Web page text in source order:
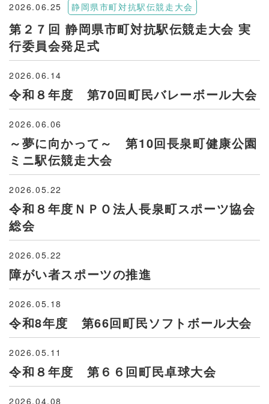
2026.06.25 静岡県市町対抗駅伝競走大会
第２７回 静岡県市町対抗駅伝競走大会 実
行委員会発足式
2026.06.14
令和８年度 第70回町民バレーボール大会
2026.06.06
～夢に向かって～ 第10回長泉町健康公園
ミニ駅伝競走大会
2026.05.22
令和８年度ＮＰＯ法人長泉町スポーツ協会
総会
2026.05.22
障がい者スポーツの推進
2026.05.18
令和8年度 第66回町民ソフトボール大会
2026.05.11
令和８年度 第６６回町民卓球大会
2026.04.08